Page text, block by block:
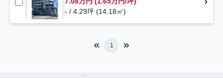
- / 4.29坪 (14.18㎡)
1